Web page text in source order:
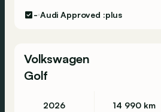
- Audi Approved :plus
Volkswagen
Golf
2026 14 990 km